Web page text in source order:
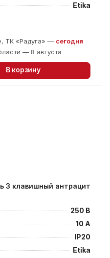
Etika
ТК «Радуга» — сегодня
— 8 августа
В корзину
3 клавишный антрацит
250 В
10 А
IP20
Etika